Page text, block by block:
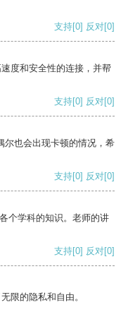
支持[0] 反对[0]
度和安全性的连接，并帮
支持[0] 反对[0]
尔也会出现卡顿的情况，希
支持[0] 反对[0]
个学科的知识。老师的讲
支持[0] 反对[0]
限的隐私和自由。